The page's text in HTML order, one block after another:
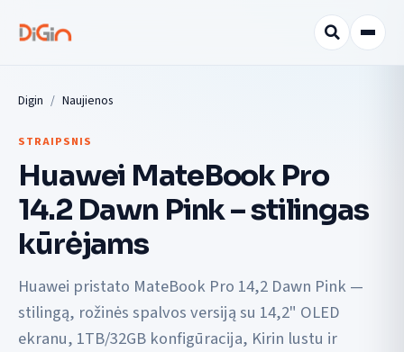
Digin Naujienos
STRAIPSNIS
Huawei MateBook Pro
14.2 Dawn Pink – stilingas
kūrėjams
Huawei pristato MateBook Pro 14,2 Dawn Pink —
stilingą, rožinės spalvos versiją su 14,2" OLED
ekranu, 1TB/32GB konfigūracija, Kirin lustu ir